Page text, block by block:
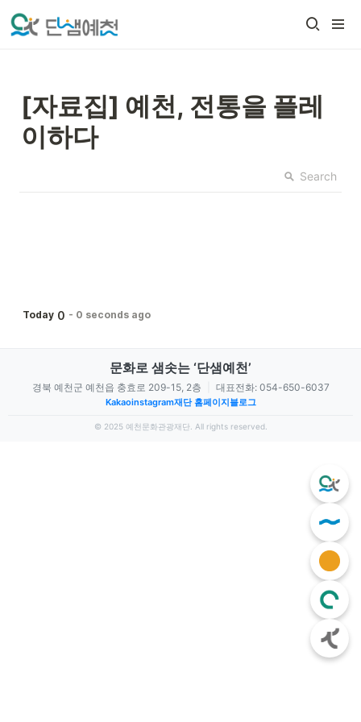
[자료집] 예천, 전통을 플레
이하다
Search
Today 0 - 0 seconds ago
문화로 샘솟는 ‘단샘예천’
경북 예천군 예천읍 충효로 209-15, 2층 대표전화: 054-650-6037
Kakaoinstagram재단 홈페이지블로그
© 2025 예천문화관광재단. All rights reserved.